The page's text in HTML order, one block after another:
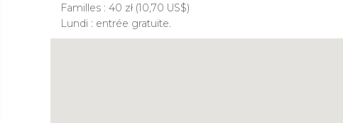
Familles : 40 zł (10,70 US$)
Lundi : entrée gratuite.